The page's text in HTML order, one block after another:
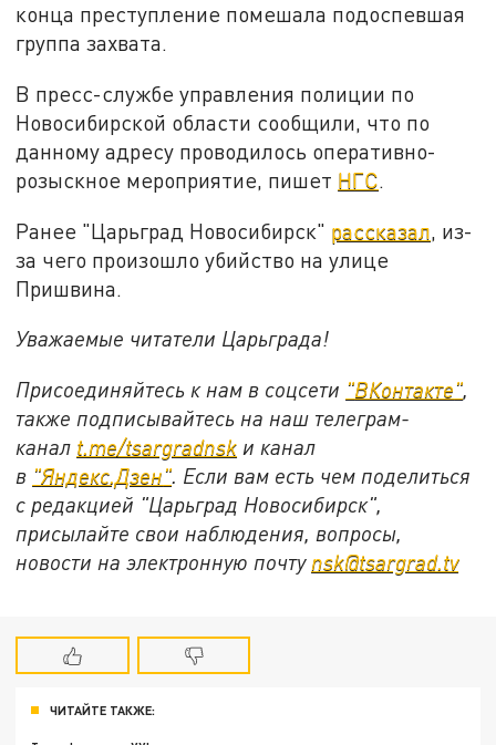
конца преступление помешала подоспевшая
группа захвата.
В пресс-службе управления полиции по
Новосибирской области сообщили, что по
данному адресу проводилось оперативно-
розыскное мероприятие, пишет НГС.
Ранее "Царьград Новосибирск" рассказал , из-
за чего произошло убийство на улице
Пришвина.
Уважаемые читатели Царьграда!
Присоединяйтесь к нам в соцсети "ВКонтакте",
также подписывайтесь на наш телеграм-
канал t.me/tsargradnsk и канал
в "Яндекс.Дзен". Если вам есть чем поделиться
с редакцией "Царьград Новосибирск",
присылайте свои наблюдения, вопросы,
новости на электронную почту nsk@tsargrad.tv
ЧИТАЙТЕ ТАКЖЕ: